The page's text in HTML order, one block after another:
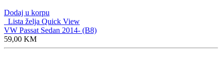
Dodaj u korpu
Lista želja Quick View
VW Passat Sedan 2014- (B8)
59,00 KM